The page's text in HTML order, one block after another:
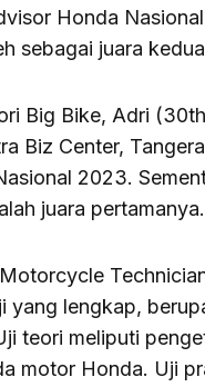
Honda
sebagai juara
Big Bike, Adri
Biz Center,
2023.
juara pertamanya.
yang lengkap,
teori meliputi
motor Honda. Uji